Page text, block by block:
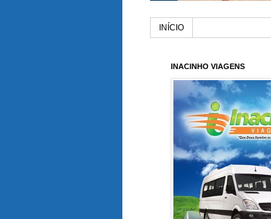
INÍCIO
INACINHO VIAGENS